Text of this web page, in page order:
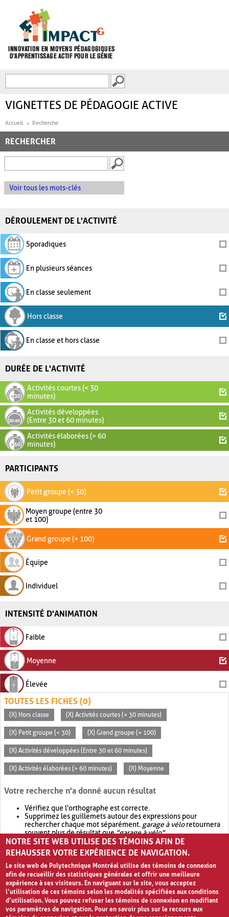
FORMULAIRE DE
VIGNETTES DE PÉDAGOGIE ACTIVE
Accueil Recherche
RECHERCHER
Voir tous les mots-clés
DÉROULEMENT DE L'ACTIVITÉ
Sporadiques
En plusieurs séances
En classe seulement
Hors classe
En classe et hors classe
DURÉE DE L'ACTIVITÉ
Activités courtes (< 30
minutes)
Activités développées
(Entre 30 et 60 minutes)
Activités élaborées (> 60
minutes)
PARTICIPANTS
Petit groupe (< 30)
Moyen groupe (entre 30
et 100)
Grand groupe (> 100)
Équipe
Individuel
INTENSITÉ D'ANIMATION
Faible
Moyenne
Élevée
TOUTES LES FICHES (0)
(X) Hors classe (X) Activités courtes (< 30 minutes)
(X) Petit groupe (< 30) (X) Grand groupe (> 100)
(X) Activités développées (Entre 30 et 60 minutes)
(X) Activités élaborées (> 60 minutes) (X) Moyenne
Votre recherche n'a donné aucun résultat
Vérifiez que l'orthographe est correcte.
Supprimez les guillemets autour des expressions pour
rechercher chaque mot séparément. garage à véloretournera
souvent plus de résultat que"garage à vélo".
Envisagez d'élargir votre recherche avec OR.garage OR vélo
retournera souvent plus de résultat quegarage à vélo
NOTRE SITE WEB UTILISE DES TÉMOINS AFIN DE
REHAUSSER VOTRE EXPÉRIENCE DE NAVIGATION.
Le site web de Polytechnique Montréal utilise des témoins de connexion
afin de recueillir des statistiques générales et offrir une meilleure
expérience à ses visiteurs. En naviguant sur le site, vous acceptez
l’utilisation de ces témoins selon les modalités spécifiées aux conditions
d’utilisation. Vous pouvez refuser les témoins de connexion en modifiant
vos paramètres de navigation. Pour en savoir plus sur le recours aux